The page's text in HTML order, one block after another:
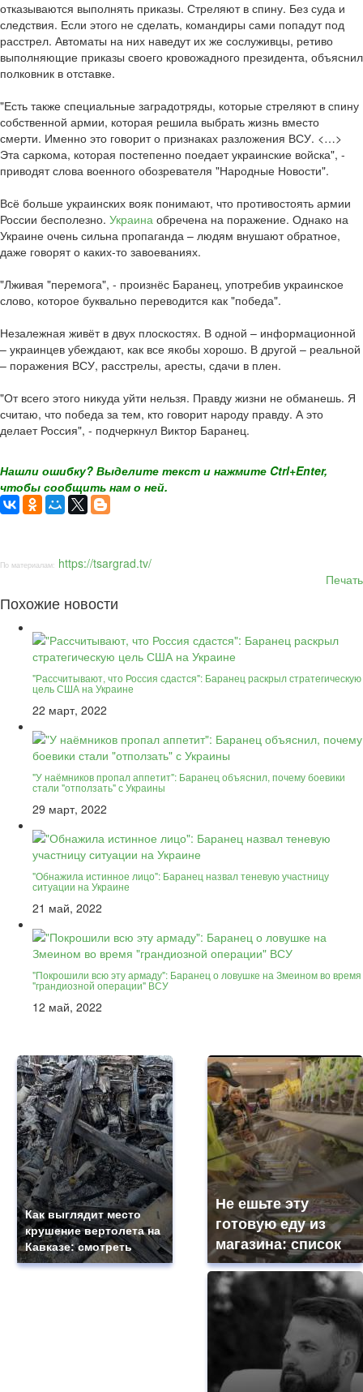
отказываются выполнять приказы. Стреляют в спину. Без суда и
следствия. Если этого не сделать, командиры сами попадут под
расстрел. Автоматы на них наведут их же сослуживцы, ретиво
выполняющие приказы своего кровожадного президента, объяснил
полковник в отставке.
"Есть также специальные заградотряды, которые стреляют в спину
собственной армии, которая решила выбрать жизнь вместо
смерти. Именно это говорит о признаках разложения ВСУ. <…>
Эта саркома, которая постепенно поедает украинские войска", -
приводят слова военного обозревателя "Народные Новости".
Всё больше украинских вояк понимают, что противостоять армии
России бесполезно. Украина обречена на поражение. Однако на
Украине очень сильна пропаганда – людям внушают обратное,
даже говорят о каких-то завоеваниях.
"Лживая "перемога", - произнёс Баранец, употребив украинское
слово, которое буквально переводится как "победа".
Незалежная живёт в двух плоскостях. В одной – информационной
– украинцев убеждают, как все якобы хорошо. В другой – реальной
– поражения ВСУ, расстрелы, аресты, сдачи в плен.
"От всего этого никуда уйти нельзя. Правду жизни не обманешь. Я
считаю, что победа за тем, кто говорит народу правду. А это
делает Россия", - подчеркнул Виктор Баранец.
Нашли ошибку? Выделите текст и нажмите Ctrl+Enter,
чтобы сообщить нам о ней.
По материалам: https://tsargrad.tv/
Печать
Похожие новости
"Рассчитывают, что Россия сдастся": Баранец раскрыл стратегическую
цель США на Украине
22 март, 2022
"У наёмников пропал аппетит": Баранец объяснил, почему боевики
стали "отползать" с Украины
29 март, 2022
"Обнажила истинное лицо": Баранец назвал теневую участницу
ситуации на Украине
21 май, 2022
"Покрошили всю эту армаду": Баранец о ловушке на Змеином во время
"грандиозной операции" ВСУ
12 май, 2022
Как выглядит место
крушение вертолета на
Кавказе: смотреть
Не ешьте эту
готовую еду из
магазина: список